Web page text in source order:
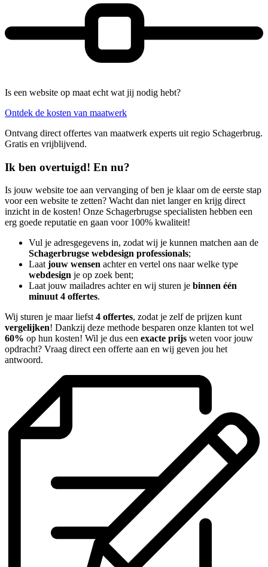
Is een website op maat echt wat jij nodig hebt?
Ontdek de kosten van maatwerk
Ontvang direct offertes van maatwerk experts uit regio Schagerbrug.
Gratis en vrijblijvend.
Ik ben overtuigd! En nu?
Is jouw website toe aan vervanging of ben je klaar om de eerste stap
voor een website te zetten? Wacht dan niet langer en krijg direct
inzicht in de kosten! Onze Schagerbrugse specialisten hebben een
erg goede reputatie en gaan voor 100% kwaliteit!
Vul je adresgegevens in, zodat wij je kunnen matchen aan de
Schagerbrugse webdesign professionals;
Laat jouw wensen achter en vertel ons naar welke type
webdesign je op zoek bent;
Laat jouw mailadres achter en wij sturen je binnen één
minuut 4 offertes.
Wij sturen je maar liefst 4 offertes, zodat je zelf de prijzen kunt
vergelijken! Dankzij deze methode besparen onze klanten tot wel
60% op hun kosten! Wil je dus een exacte prijs weten voor jouw
opdracht? Vraag direct een offerte aan en wij geven jou het
antwoord.